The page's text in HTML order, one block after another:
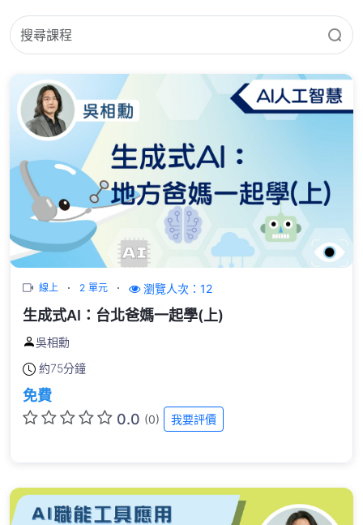
線上 2 單元 瀏覽人次：12
生成式AI：台北爸媽一起學(上)
吳相勳
約75分鐘
免費
0.0 (0) 我要評價